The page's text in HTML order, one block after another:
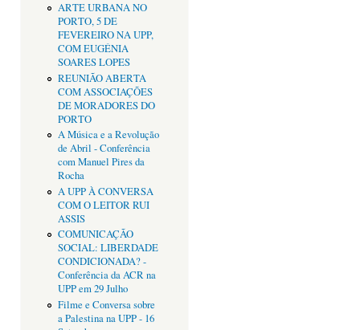
ARTE URBANA NO
PORTO, 5 DE
FEVEREIRO NA UPP,
COM EUGÉNIA
SOARES LOPES
REUNIÃO ABERTA
COM ASSOCIAÇÕES
DE MORADORES DO
PORTO
A Música e a Revolução
de Abril - Conferência
com Manuel Pires da
Rocha
A UPP À CONVERSA
COM O LEITOR RUI
ASSIS
COMUNICAÇÃO
SOCIAL: LIBERDADE
CONDICIONADA? -
Conferência da ACR na
UPP em 29 Julho
Filme e Conversa sobre
a Palestina na UPP - 16